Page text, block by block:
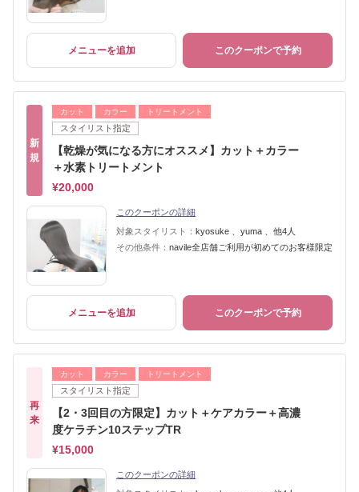
メニューを追加 このクーポンで予約
新
規
カット カラー トリートメント
スタイリスト指定
【乾燥が気になる方にオススメ】カット＋カラー
＋水素トリートメント
¥20,000
このクーポンの詳細
対象スタイリスト： kyosuke 、yuma 、他4人
その他条件： navile全店舗ご利用が初めてのお客様限定
メニューを追加 このクーポンで予約
再
来
カット カラー トリートメント
スタイリスト指定
【2・3回目の方限定】カット＋ケアカラー＋高濃
度ケラチン10ステップTR
¥15,000
このクーポンの詳細